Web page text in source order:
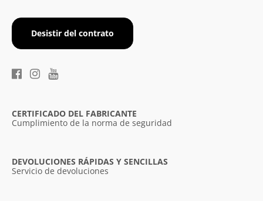
Desistir del contrato
CERTIFICADO DEL FABRICANTE
Cumplimiento de la norma de seguridad
DEVOLUCIONES RÁPIDAS Y SENCILLAS
Servicio de devoluciones